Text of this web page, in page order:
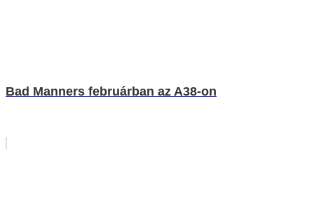
Bad Manners februárban az A38-on